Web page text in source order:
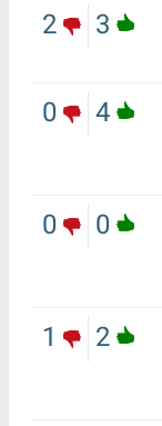
3
2
4
0
0
0
2
1